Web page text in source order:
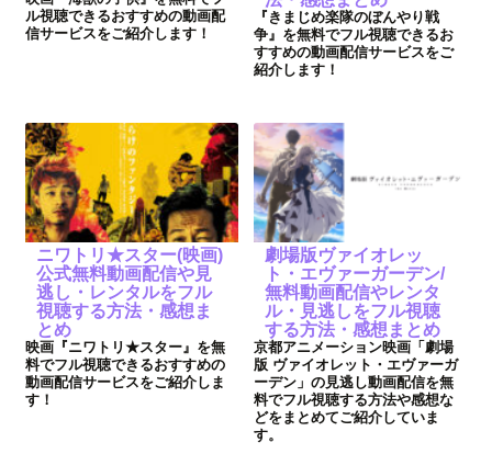
ル視聴できるおすすめの動画配
信サービスをご紹介します！
『きまじめ楽隊のぼんやり戦
争』を無料でフル視聴できるお
すすめの動画配信サービスをご
紹介します！
ニワトリ★スター(映画)
公式無料動画配信や見
逃し・レンタルをフル
視聴する方法・感想ま
とめ
映画『ニワトリ★スター』を無
料でフル視聴できるおすすめの
動画配信サービスをご紹介しま
す！
劇場版ヴァイオレッ
ト・エヴァーガーデン/
無料動画配信やレンタ
ル・見逃しをフル視聴
する方法・感想まとめ
京都アニメーション映画「劇場
版 ヴァイオレット・エヴァーガ
ーデン」の見逃し動画配信を無
料でフル視聴する方法や感想な
どをまとめてご紹介していま
す。